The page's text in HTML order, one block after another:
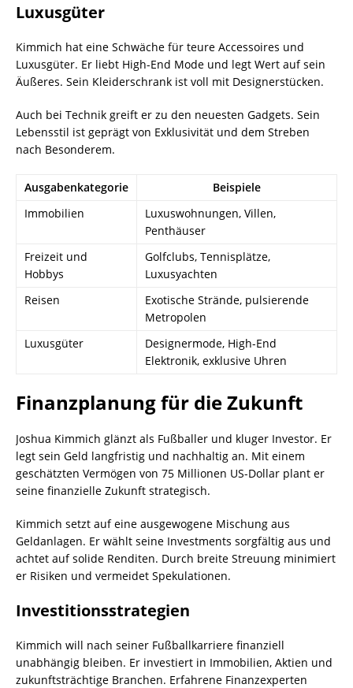
Luxusgüter
Kimmich hat eine Schwäche für teure Accessoires und
Luxusgüter. Er liebt High-End Mode und legt Wert auf sein
Äußeres. Sein Kleiderschrank ist voll mit Designerstücken.
Auch bei Technik greift er zu den neuesten Gadgets. Sein
Lebensstil ist geprägt von Exklusivität und dem Streben
nach Besonderem.
Ausgabenkategorie
Beispiele
Immobilien
Luxuswohnungen, Villen,
Penthäuser
Freizeit und
Hobbys
Golfclubs, Tennisplätze,
Luxusyachten
Reisen
Exotische Strände, pulsierende
Metropolen
Luxusgüter
Designermode, High-End
Elektronik, exklusive Uhren
Finanzplanung für die Zukunft
Joshua Kimmich glänzt als Fußballer und kluger Investor. Er
legt sein Geld langfristig und nachhaltig an. Mit einem
geschätzten Vermögen von 75 Millionen US-Dollar plant er
seine finanzielle Zukunft strategisch.
Kimmich setzt auf eine ausgewogene Mischung aus
Geldanlagen. Er wählt seine Investments sorgfältig aus und
achtet auf solide Renditen. Durch breite Streuung minimiert
er Risiken und vermeidet Spekulationen.
Investitionsstrategien
Kimmich will nach seiner Fußballkarriere finanziell
unabhängig bleiben. Er investiert in Immobilien, Aktien und
zukunftsträchtige Branchen. Erfahrene Finanzexperten